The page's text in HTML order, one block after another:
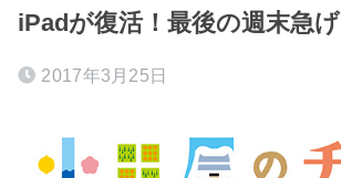
iPadが復活！最後の週末急げ
2017年3月25日